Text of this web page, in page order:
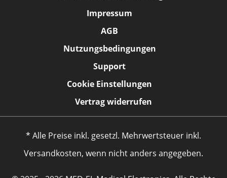
Impressum
AGB
Nutzungsbedingungen
Support
Cookie Einstellungen
Vertrag widerrufen
* Alle Preise inkl. gesetzl. Mehrwertsteuer inkl.
Versandkosten, wenn nicht anders angegeben.